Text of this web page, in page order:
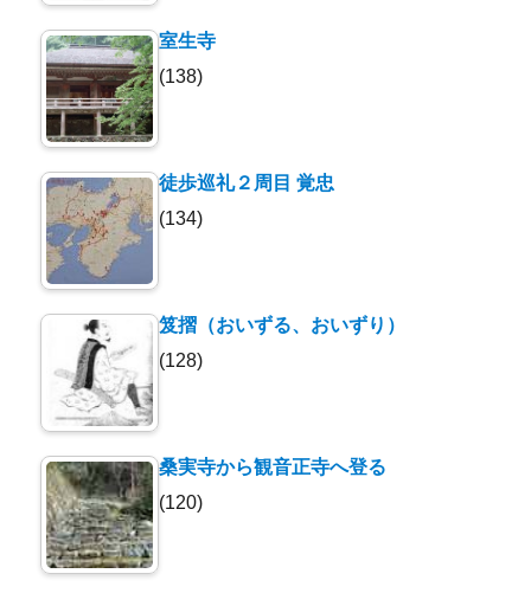
室生寺
(138)
徒歩巡礼２周目 覚忠
(134)
笈摺（おいずる、おいずり）
(128)
桑実寺から観音正寺へ登る
(120)